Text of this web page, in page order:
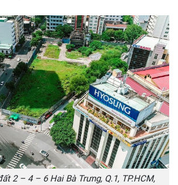
2 – 4 – 6 Hai Bà Trưng, Q.1, TP.HCM,